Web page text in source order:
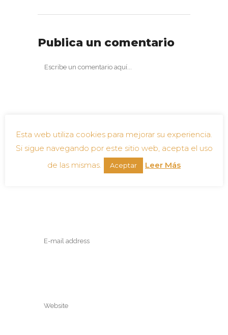
Publica un comentario
Esta web utiliza cookies para mejorar su experiencia.
Si sigue navegando por este sitio web, acepta el uso
de las mismas.
Aceptar Leer Más